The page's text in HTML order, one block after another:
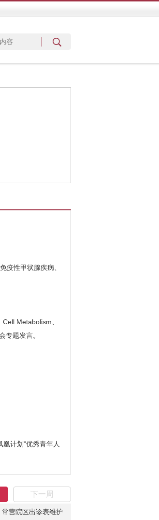
性甲状腺疾病、
Metabolism、
专题发言。
计划”优秀青年人
下一周
营院区出诊表维护